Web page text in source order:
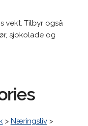
vekt. Tilbyr også
sjokolade og
> Næringsliv>